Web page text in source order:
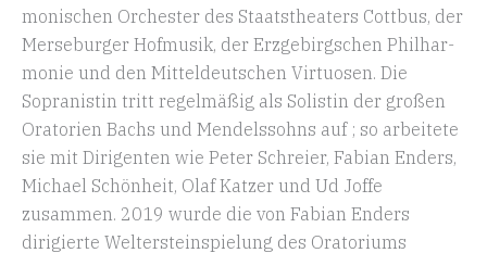
mo­ni­schen Orchester des Staats­theaters Cottbus, der
Merse­burger Hofmusik, der Erzge­birgschen Philhar­
monie und den Mittel­deut­schen Virtuosen. Die
Sopra­nistin tritt regel­mäßig als Solistin der großen
Oratorien Bachs und Mendels­sohns auf ; so arbeitete
sie mit Dirigenten wie Peter Schreier, Fabian Enders,
Michael Schönheit, Olaf Katzer und Ud Joffe
zusammen. 2019 wurde die von Fabian Enders
dirigierte Welter­stein­spielung des Orato­riums